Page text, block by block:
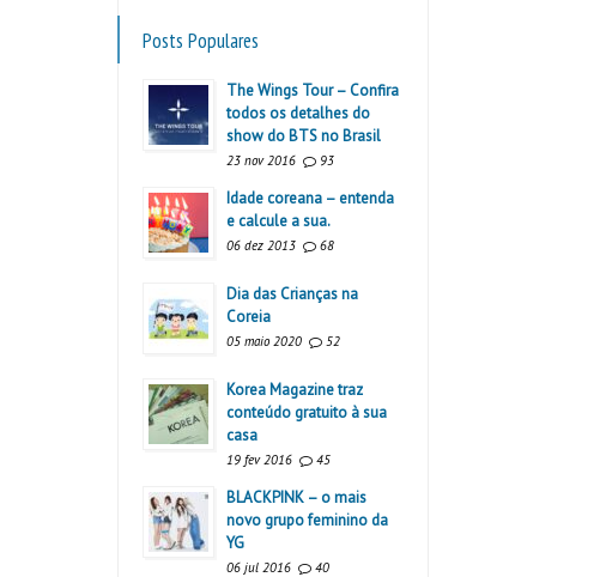
Posts Populares
The Wings Tour – Confira
todos os detalhes do
show do BTS no Brasil
23 nov 2016 93
Idade coreana – entenda
e calcule a sua.
06 dez 2013 68
Dia das Crianças na
Coreia
05 maio 2020 52
Korea Magazine traz
conteúdo gratuito à sua
casa
19 fev 2016 45
BLACKPINK – o mais
novo grupo feminino da
YG
06 jul 2016 40